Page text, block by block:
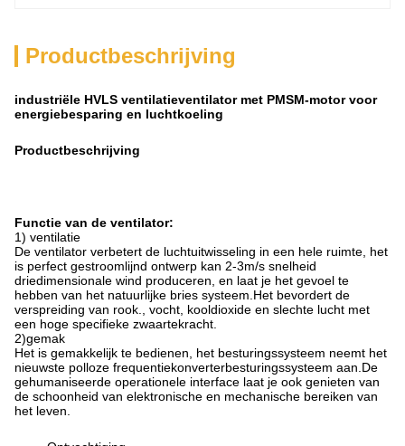
Productbeschrijving
industriële HVLS ventilatieventilator met PMSM-motor voor
energiebesparing en luchtkoeling
Productbeschrijving
Functie van de ventilator:
1) ventilatie
De ventilator verbetert de luchtuitwisseling in een hele ruimte, het
is perfect gestroomlijnd ontwerp kan 2-3m/s snelheid
driedimensionale wind produceren, en laat je het gevoel te
hebben van het natuurlijke bries systeem.Het bevordert de
verspreiding van rook., vocht, kooldioxide en slechte lucht met
een hoge specifieke zwaartekracht.
2)gemak
Het is gemakkelijk te bedienen, het besturingssysteem neemt het
nieuwste polloze frequentiekonverterbesturingssysteem aan.De
gehumaniseerde operationele interface laat je ook genieten van
de schoonheid van elektronische en mechanische bereiken van
het leven.